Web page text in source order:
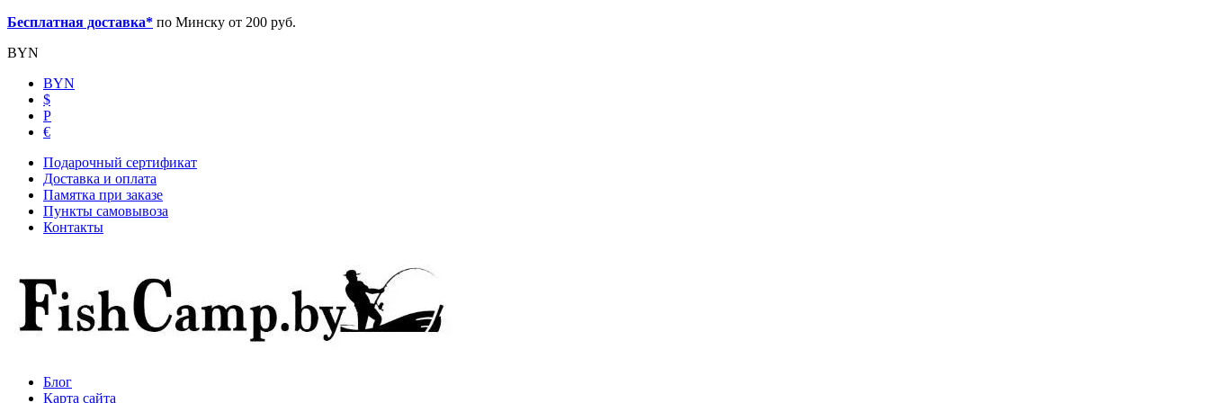
Бесплатная доставка* по Минску от 200 руб.
BYN
BYN
$
Р
€
Подарочный сертификат
Доставка и оплата
Памятка при заказе
Пункты самовывоза
Контакты
Блог
Карта сайта